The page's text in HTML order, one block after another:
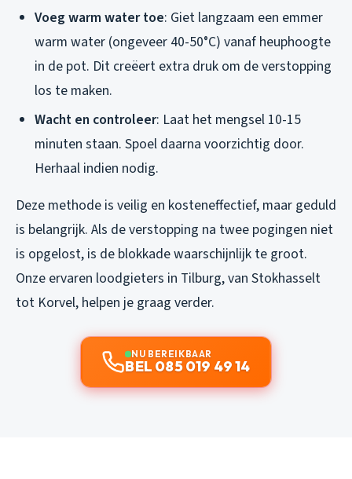
Voeg warm water toe: Giet langzaam een emmer
warm water (ongeveer 40-50°C) vanaf heuphoogte
in de pot. Dit creëert extra druk om de verstopping
los te maken.
Wacht en controleer: Laat het mengsel 10-15
minuten staan. Spoel daarna voorzichtig door.
Herhaal indien nodig.
Deze methode is veilig en kosteneffectief, maar geduld
is belangrijk. Als de verstopping na twee pogingen niet
is opgelost, is de blokkade waarschijnlijk te groot.
Onze ervaren loodgieters in Tilburg, van Stokhasselt
tot Korvel, helpen je graag verder.
NU BEREIKBAAR
BEL 085 019 49 14